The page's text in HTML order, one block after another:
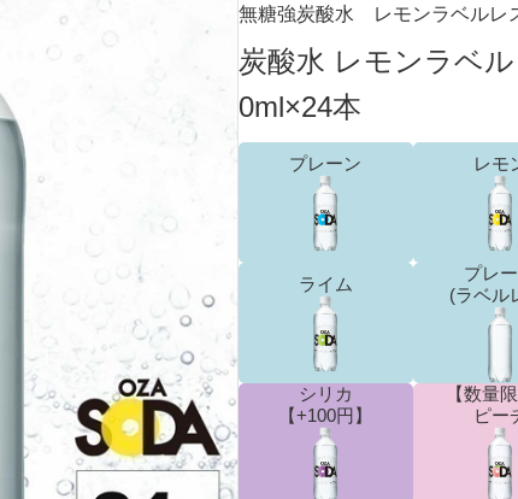
無糖強炭酸水 レモンラベルレ
炭酸水 レモンラベ
0ml×24本
プレーン レモ
ライム
プレ
(ラベル
シリカ
【+100円】
【数量
ピー